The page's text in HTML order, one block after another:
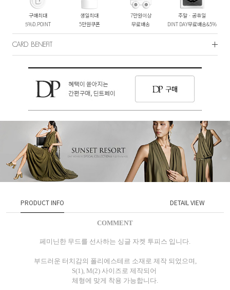
구매최대
5%D.POINT
생일최대
5만원쿠폰
7만원이상
무료배송
주말ㆍ공휴일
DINT DAY무료배송&5%
CARD BENEFIT
PRODUCT INFO DETAIL VIEW
COMMENT
페미닌한 무드를 선사하는 싱글 자켓 투피스 입니다.
부드러운 터치감의 폴리에스테르 소재로 제작 되었으며,
S(1), M(2) 사이즈로 제작되어
체형에 맞게 착용 가능합니다.